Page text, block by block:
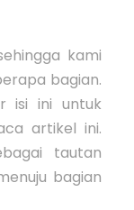
kami
bagian.
isi ini untuk
artikel ini.
tautan
bagian